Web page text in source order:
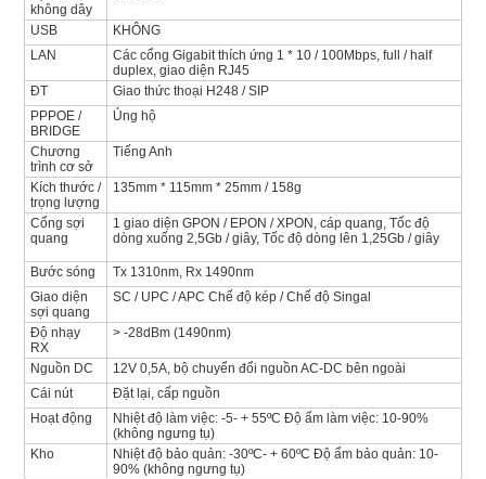
không dây
USB
KHÔNG
LAN
Các cổng Gigabit thích ứng 1 * 10 / 100Mbps, full / half
duplex, giao diện RJ45
ĐT
Giao thức thoại H248 / SIP
PPPOE /
BRIDGE
Ủng hộ
Chương
trình cơ sở
Tiếng Anh
Kích thước /
trọng lượng
135mm * 115mm * 25mm / 158g
Cổng sợi
quang
1 giao diện GPON / EPON / XPON, cáp quang, Tốc độ
dòng xuống 2,5Gb / giây, Tốc độ dòng lên 1,25Gb / giây
Bước sóng
Tx 1310nm, Rx 1490nm
Giao diện
sợi quang
SC / UPC / APC Chế độ kép / Chế độ Singal
Độ nhạy
RX
> -28dBm (1490nm)
Nguồn DC
12V 0,5A, bộ chuyển đổi nguồn AC-DC bên ngoài
Cái nút
Đặt lại, cấp nguồn
Hoạt động
Nhiệt độ làm việc: -5- + 55ºC Độ ẩm làm việc: 10-90%
(không ngưng tụ)
Kho
Nhiệt độ bảo quản: -30ºC- + 60ºC Độ ẩm bảo quản: 10-
90% (không ngưng tụ)